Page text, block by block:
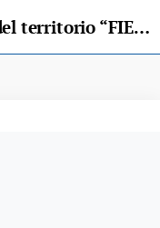
Tres diputados y un senador del territorio “FIELATO-NORA”